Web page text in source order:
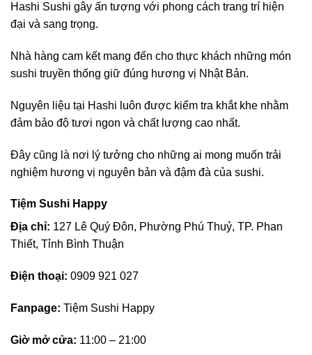
Hashi Sushi gây ấn tượng với phong cách trang trí hiện
đại và sang trọng.
Nhà hàng cam kết mang đến cho thực khách những món
sushi truyền thống giữ đúng hương vị Nhật Bản.
Nguyên liệu tại Hashi luôn được kiểm tra khắt khe nhằm
đảm bảo độ tươi ngon và chất lượng cao nhất.
Đây cũng là nơi lý tưởng cho những ai mong muốn trải
nghiệm hương vị nguyên bản và đậm đà của sushi.
Tiệm Sushi Happy
Địa chỉ: 127 Lê Quý Đôn, Phường Phú Thuỷ, TP. Phan
Thiết, Tỉnh Bình Thuận
Điện thoại: 0909 921 027
Fanpage: Tiệm Sushi Happy
Giờ mở cửa: 11:00 – 21:00